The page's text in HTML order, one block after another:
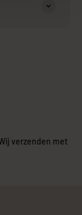
verzenden met